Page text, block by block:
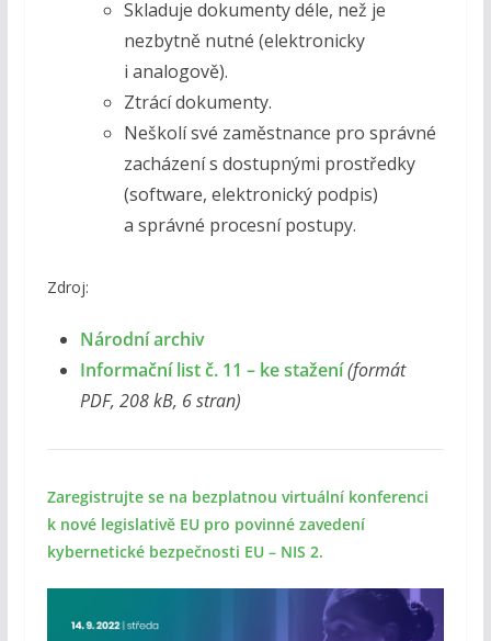
Skladuje dokumenty déle, než je
nezbytně nutné (elektronicky
i analogově).
Ztrácí dokumenty.
Neškolí své zaměstnance pro správné
zacházení s dostupnými prostředky
(software, elektronický podpis)
a správné procesní postupy.
Zdroj:
Národní archiv
Informační list č. 11 – ke stažení(formát
PDF, 208 kB, 6 stran)
Zaregistrujte se na bezplatnou virtuální konferenci
k nové legislativě EU pro povinné zavedení
kybernetické bezpečnosti EU – NIS 2.